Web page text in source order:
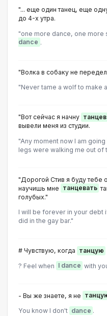
"... еще один танец, еще
до 4-х утра.
"one more dance, one more
dance .
"Волка в собаку не
"Never tame a wolf to make
"Вот сейчас я начну
вывели меня из студии.
"Any moment now I am going
legs were walking me out of
"Дорогой Стив я буду тебе
научишь мне танцевать
голубых."
I will be forever in your debt
did in the gay bar."
# Чувствую, когда танцую
? Feel when I dance with
- Вы же знаете, я не
You know I don't dance .